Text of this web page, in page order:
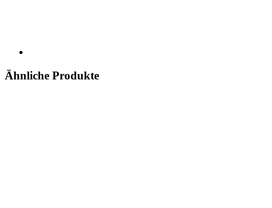
Ähnliche Produkte